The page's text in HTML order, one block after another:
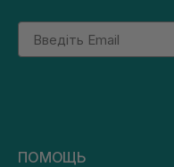
Email
ПОМОЩЬ